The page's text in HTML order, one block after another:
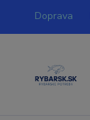
Doprava